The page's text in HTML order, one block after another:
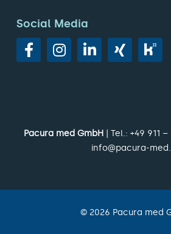
Social Media
Pacura med GmbH | Tel.: +49 911
info@pacura-
© 2026 Pacura med